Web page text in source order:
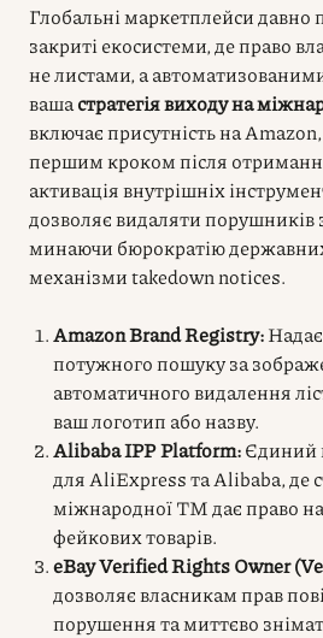
Глобальні маркетплейси давно
закриті екосистеми, де право
не листами, а
вашастратегія виходу на
включає присутність на
першим кроком після
активація внутрішніх
дозволяє видаляти порушників
минаючи бюрократію державних
механізми takedown notices.
Amazon Brand Registry:
потужного пошуку за
автоматичного видалення
ваш логотип або назву.
Alibaba IPP Platform:Єдиний
для AliExpress та Alibaba, де
міжнародної ТМ дає право
фейкових товарів.
eBay Verified Rights Owner
дозволяє власникам прав
порушення та миттєво